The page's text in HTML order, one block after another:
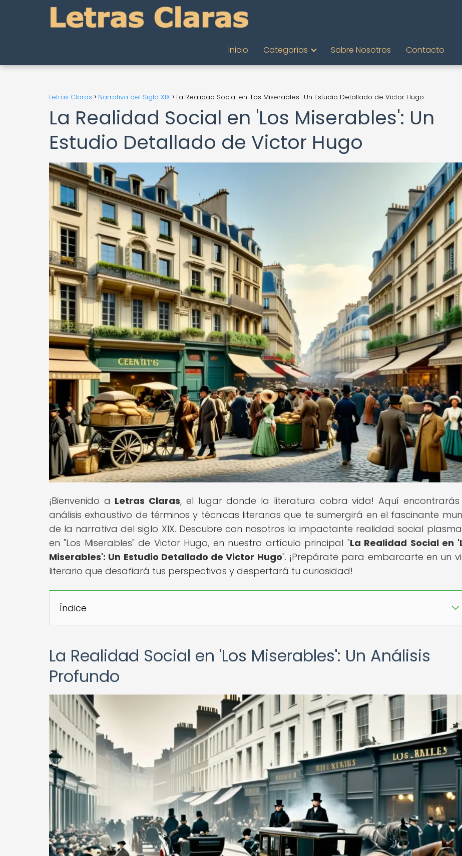
Inicio Categorías Sobre Nosotros Contacto
Letras Claras Narrativa del Siglo XIX La Realidad Social en 'Los Miserables': Un Estudio Detallado de Victor Hugo
La Realidad Social en 'Los Miserables': Un
Estudio Detallado de Victor Hugo
¡Bienvenido a Letras Claras, el lugar donde la literatura cobra vida! Aquí encontrarás
análisis exhaustivo de términos y técnicas literarias que te sumergirá en el fascinante
de la narrativa del siglo XIX. Descubre con nosotros la impactante realidad social
en "Los Miserables" de Victor Hugo, en nuestro artículo principal "La Realidad Social en
Miserables': Un Estudio Detallado de Victor Hugo". ¡Prepárate para embarcarte en un
literario que desafiará tus perspectivas y despertará tu curiosidad!
Índice
La Realidad Social en 'Los Miserables': Un Análisis
Profundo